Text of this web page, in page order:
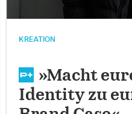
KREATION
»Macht
Identity zu